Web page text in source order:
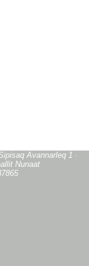
Avannarleq 1 ·
Nunaat